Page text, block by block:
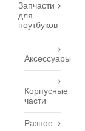
Запчасти
для
ноутбуков
Аксессуары
Корпусные
части
Разное